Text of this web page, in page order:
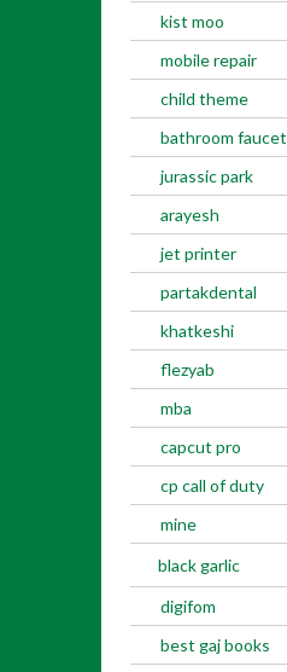
kist moo
mobile repair
child theme
bathroom faucet
jurassic park
arayesh
jet printer
partakdental
khatkeshi
flezyab
mba
capcut pro
cp call of duty
mine
black garlic
digifom
best gaj books